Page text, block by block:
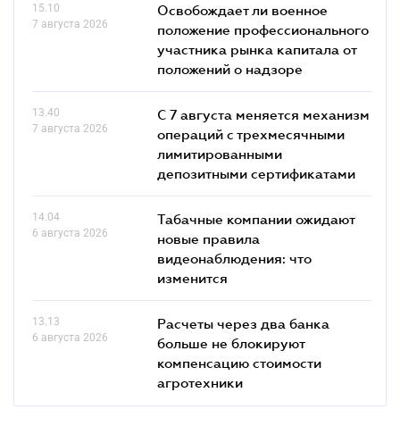
15.10
7 августа 2026
Освобождает ли военное
положение профессионального
участника рынка капитала от
положений о надзоре
13.40
7 августа 2026
С 7 августа меняется механизм
операций с трехмесячными
лимитированными
депозитными сертификатами
14.04
6 августа 2026
Табачные компании ожидают
новые правила
видеонаблюдения: что
изменится
13.13
6 августа 2026
Расчеты через два банка
больше не блокируют
компенсацию стоимости
агротехники